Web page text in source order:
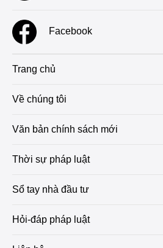
Facebook
Trang chủ
Về chúng tôi
Văn bản chính sách mới
Thời sự pháp luật
Sổ tay nhà đầu tư
Hỏi-đáp pháp luật